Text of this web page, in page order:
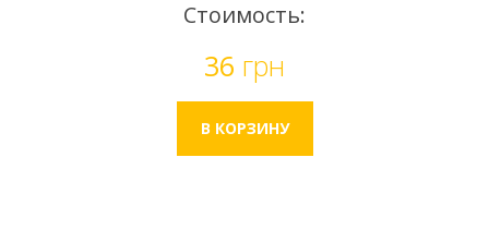
Стоимость:
36 грн